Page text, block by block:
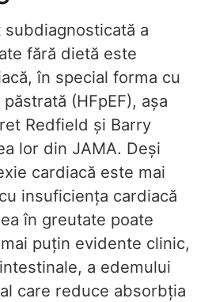
a
fără dietă este
în special forma cu
(HFpEF), așa
Redfield și Barry
lor din JAMA. Deși
cardiacă este mai
insuficiența cardiacă
în greutate poate
puțin evidente clinic,
a edemului
care reduce absorbția